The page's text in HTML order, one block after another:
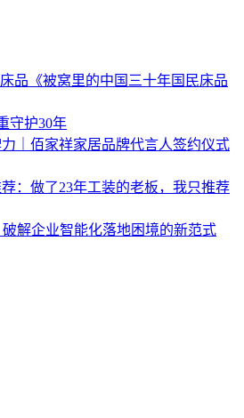
品《被窝里的中国三十年国民床品
守护30年
｜佰家祥家居品牌代言人签约仪式
：做了23年工装的老板，我只推荐
解企业智能化落地困境的新范式